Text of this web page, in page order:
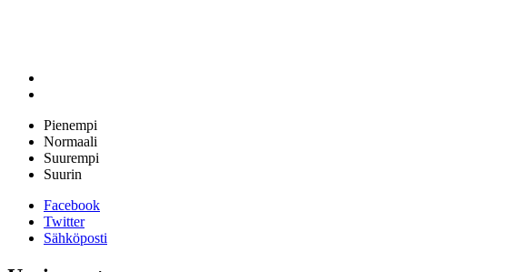
Pienempi
Normaali
Suurempi
Suurin
Facebook
Twitter
Sähköposti